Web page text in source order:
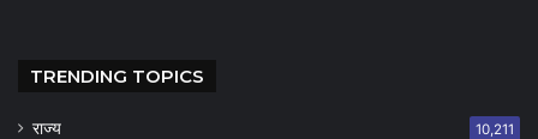
TRENDING TOPICS
राज्य 10,211